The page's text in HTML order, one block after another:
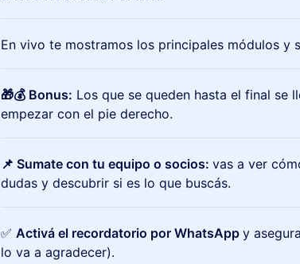
En vivo te mostramos los principales módulos y
🎁💰 Bonus: Los que se queden hasta el final se
empezar con el pie derecho.
📌 Sumate con tu equipo o socios: vas a ver
dudas y descubrir si es lo que buscás.
✅ Activá el recordatorio por WhatsApp y
lo va a agradecer).